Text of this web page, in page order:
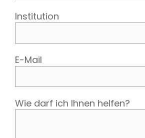
Institution
E-Mail
Wie darf ich Ihnen helfen?